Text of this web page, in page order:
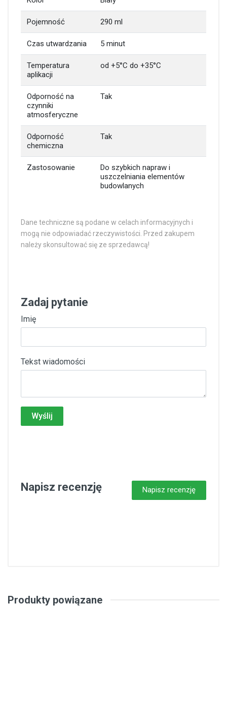
Pojemność 290 ml
Czas utwardzania 5 minut
Temperatura
aplikacji
od +5°C do +35°C
Odporność na
czynniki
atmosferyczne
Tak
Odporność
chemiczna
Tak
Zastosowanie
Do szybkich napraw i
uszczelniania elementów
budowlanych
Dane techniczne są podane w celach informacyjnych i
mogą nie odpowiadać rzeczywistości. Przed zakupem
należy skonsultować się ze sprzedawcą!
Zadaj pytanie
Imię
Tekst wiadomości
Wyślij
Napisz recenzję Napisz recenzję
Produkty powiązane